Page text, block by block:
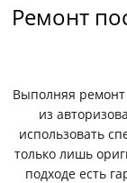
Ремонт
Выполняя
из
использовать
только лишь
подходе есть